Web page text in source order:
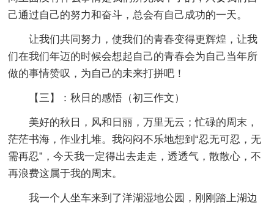
己通过自己的努力和奋斗，总会有自己成功的一天。
让我们共同努力，使我们的青春变得更辉煌，让我
们在我们年迈的时候会想起自己的青春会为自己当年所
做的事情赞叹，为自己的未来打拼吧！
【三】：秋日的感悟 （初三作文）
美好的秋日，风和日丽，万里无云；忙碌的周末，
茫茫书海，作业扎堆。我闷闷不乐地想到“忍无可忍，无
需再忍”，今天我一定得出去走走，透透气，散散心，不
再浪费这属于我的周末。
我一个人坐车来到了洋湖湿地公园，刚刚踏上湖边